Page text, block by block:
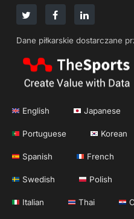
Dane piłkarskie dostarczane
English Japanese
Portuguese Korean
Spanish French
Swedish Polish
Italian Thai